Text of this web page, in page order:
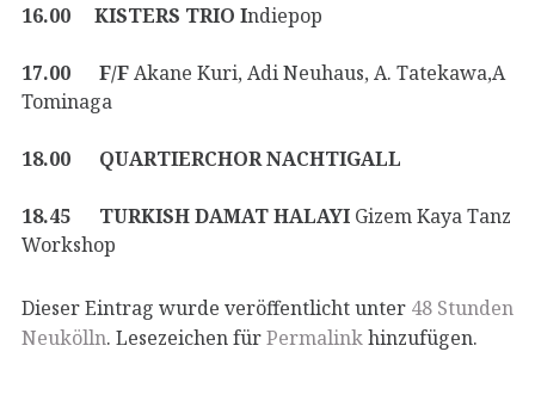
16.00 KISTERS TRIO Indiepop
17.00 F/FAkane Kuri, Adi Neuhaus, A. Tatekawa,A
Tominaga
18.00 QUARTIERCHOR NACHTIGALL
18.45 TURKISH DAMAT HALAYI Gizem Kaya Tanz
Workshop
Dieser Eintrag wurde veröffentlicht unter 48 Stunden
Neukölln. Lesezeichen fürPermalinkhinzufügen.